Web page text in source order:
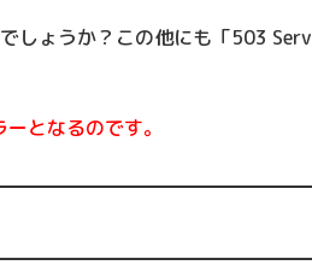
しょうか？この他にも「503
となるのです。